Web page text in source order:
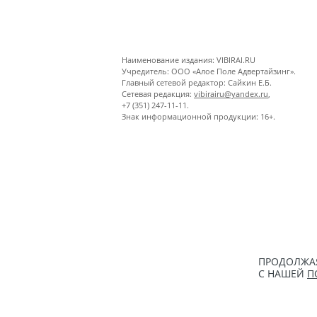
Наименование издания: VIBIRAI.RU
Учредитель: ООО «Алое Поле Адвертайзинг».
Главный сетевой редактор: Сайкин Е.Б.
Сетевая редакция: vibirairu@yandex.ru
+7 (351) 247-11-11.
Знак информационной продукции: 16+.
С НАШЕЙ